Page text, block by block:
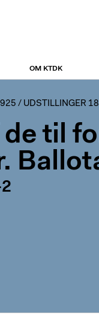
OM KTDK
/ UDSTILLINGER
til